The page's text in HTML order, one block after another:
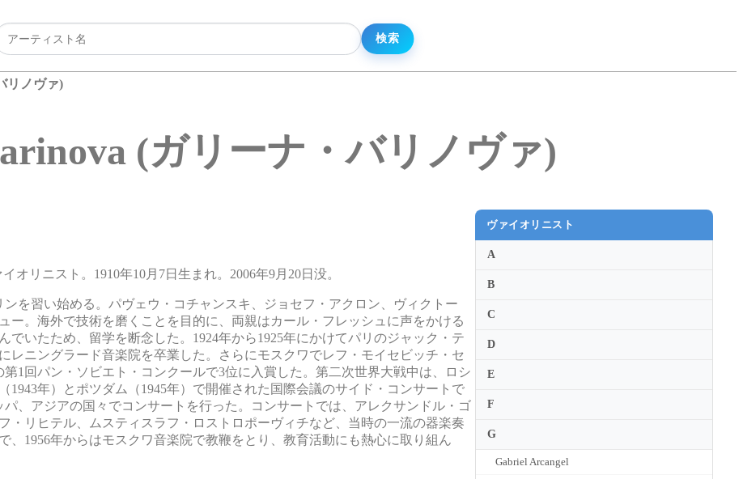
リノヴァ)
(ガリーナ・バリノヴァ)
オリニスト。1910年10月7日生まれ。2006年9月20日没。
を習い始める。パヴェウ・コチャンスキ、ジョセフ・アクロン、ヴィクトー
ー。海外で技術を磨くことを目的に、両親はカール・フレッシュに声をかける
いたため、留学を断念した。1924年から1925年にかけてパリのジャック・テ
レニングラード音楽院を卒業した。さらにモスクワでレフ・モイセビッチ・セ
第1回パン・ソビエト・コンクールで3位に入賞した。第二次世界大戦中は、ロシ
年）とポツダム（1945年）で開催された国際会議のサイド・コンサートで
、アジアの国々でコンサートを行った。コンサートでは、アレクサンドル・ゴ
・リヒテル、ムスティスラフ・ロストロポーヴィチなど、当時の一流の器楽奏
、1956年からはモスクワ音楽院で教鞭をとり、教育活動にも熱心に取り組ん
ヴァイオリニスト
A
B
C
D
E
F
G
Gabriel Arcangel